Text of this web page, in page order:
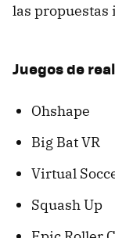
las
Juegos de
Ohshape
Big Bat VR
Virtual
Squash Up